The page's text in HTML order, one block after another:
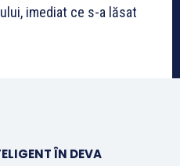
imediat ce s-a lăsat
ÎN DEVA